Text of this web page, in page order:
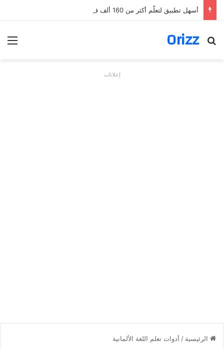
أسهل تطبيق لتعلّم أكثر من 160 ألف فعل بالألمانية
Orizz
بحث عن
إعلانات
الرئيسية / أدوات تعلم اللغة الألمانية